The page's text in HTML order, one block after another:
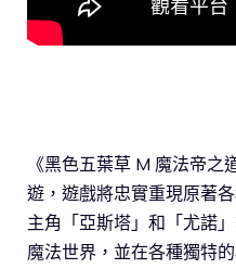
《黑色五葉草 M 魔法帝之
遊，遊戲將忠實重現原著
主角「亞斯塔」和「尤諾
魔法世界，並在各種獨特